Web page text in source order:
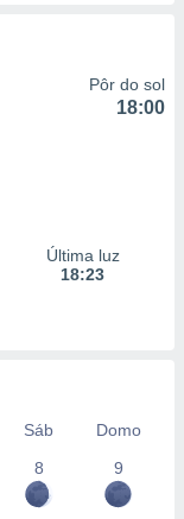
Pôr do sol
18:00
Última luz
18:23
Sáb
Domo
8
9